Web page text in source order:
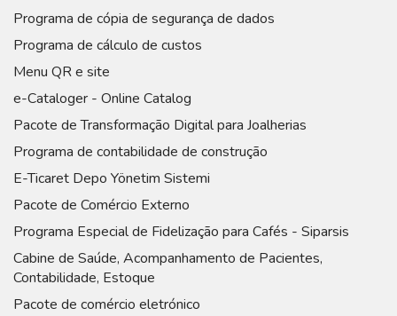
Programa de cópia de segurança de dados
Programa de cálculo de custos
Menu QR e site
e-Cataloger - Online Catalog
Pacote de Transformação Digital para Joalherias
Programa de contabilidade de construção
E-Ticaret Depo Yönetim Sistemi
Pacote de Comércio Externo
Programa Especial de Fidelização para Cafés - Siparsis
Cabine de Saúde, Acompanhamento de Pacientes,
Contabilidade, Estoque
Pacote de comércio eletrónico